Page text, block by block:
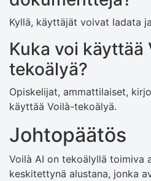
Kyllä, käyttäjät voivat ladata
Kuka voi käyttää
tekoälyä?
Opiskelijat, ammattilaiset,
käyttää Voilà-tekoälyä.
Johtopäätös
Voilà AI on tekoälyllä toimiva
keskitettynä alustana, jonka